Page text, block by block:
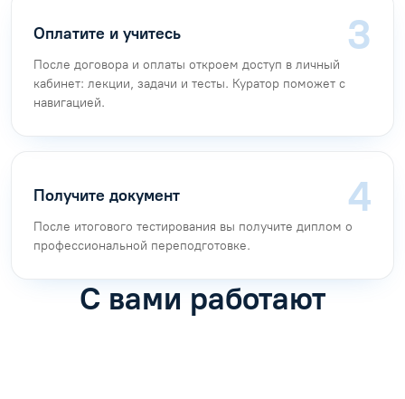
Оплатите и учитесь
После договора и оплаты откроем доступ в личный
кабинет: лекции, задачи и тесты. Куратор поможет с
навигацией.
Получите документ
После итогового тестирования вы получите диплом о
профессиональной переподготовке.
С вами работают